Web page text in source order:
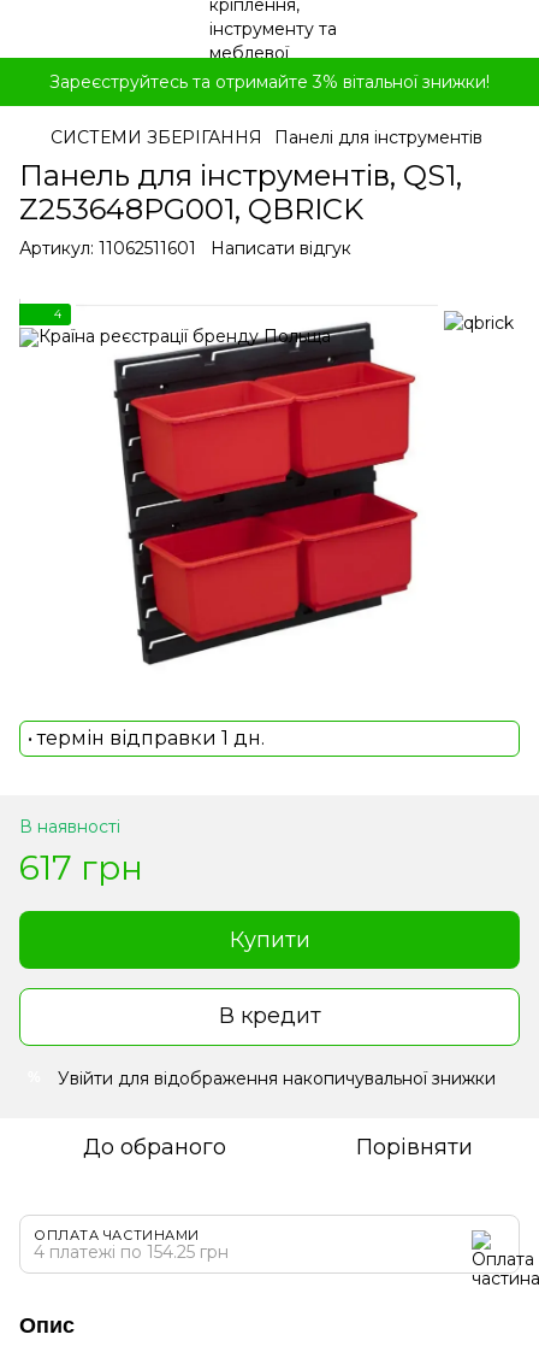
Зареєструйтесь та отримайте 3% вітальної знижки!
СИСТЕМИ ЗБЕРІГАННЯ Панелі для інструментів
Панель для інструментів, QS1,
Z253648PG001, QBRICK
Артикул: 11062511601 Написати відгук
4
• термін відправки 1 дн.
В наявності
617 грн
Купити
В кредит
Увійти для відображення накопичувальної знижки
До обраного Порівняти
ОПЛАТА ЧАСТИНАМИ
4 платежі по 154.25 грн
Опис